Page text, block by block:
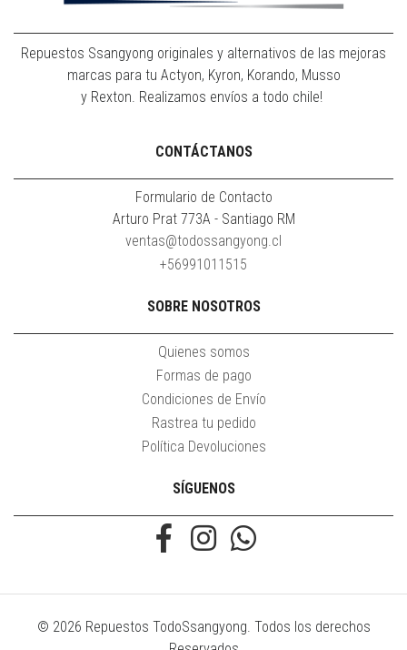
Repuestos Ssangyong originales y alternativos de las mejoras
marcas para tu Actyon, Kyron, Korando, Musso
y Rexton. Realizamos envíos a todo chile!
CONTÁCTANOS
Formulario de Contacto
Arturo Prat 773A - Santiago RM
ventas@todossangyong.cl
+56991011515
SOBRE NOSOTROS
Quienes somos
Formas de pago
Condiciones de Envío
Rastrea tu pedido
Política Devoluciones
SÍGUENOS
© 2026 Repuestos TodoSsangyong. Todos los derechos